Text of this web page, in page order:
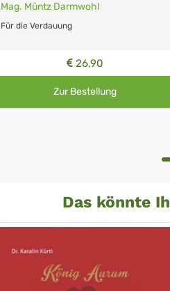
Mag. Müntz Darmwohl
Für die Verdauung
26,90
Zur Bestellung
Das könnte